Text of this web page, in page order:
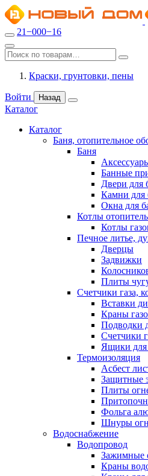
21−000−16
Краски, грунтовки, пены
Войти Назад
Каталог
Каталог
Баня, отопительное
Баня
Банные
Двери для
Камни для
Окна для
Котлы
Котлы
Печное литье,
Дверцы
Задвижки
Плиты
Счетчики газа,
Вставки
Краны
Подводки
Счетчики
Ящики для
Термоизоляция
Асбест
Защитные
Плиты
Фольга
Шнуры
Водоснабжение
Водопровод
Зажимные
Краны